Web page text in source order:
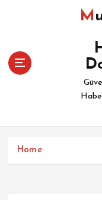
Muteriz.com –
Home